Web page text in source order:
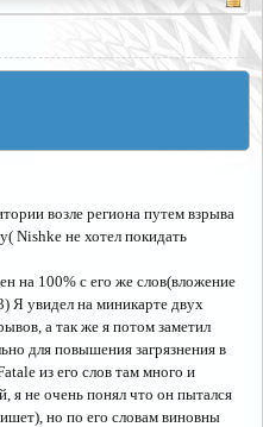
возле региона путем взрыва
Nishke не хотел покидать
на 100% с его же слов(вложение
Я увидел на миникарте двух
а так же я потом заметил
для повышения загрязнения в
из его слов там много и
я не очень понял что он пытался
но по его словам виновны